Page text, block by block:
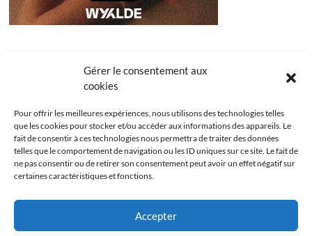
Gérer le consentement aux
cookies
Pour offrir les meilleures expériences, nous utilisons des technologies telles
que les cookies pour stocker et/ou accéder aux informations des appareils. Le
fait de consentir à ces technologies nous permettra de traiter des données
telles que le comportement de navigation ou les ID uniques sur ce site. Le fait de
ne pas consentir ou de retirer son consentement peut avoir un effet négatif sur
certaines caractéristiques et fonctions.
Accepter